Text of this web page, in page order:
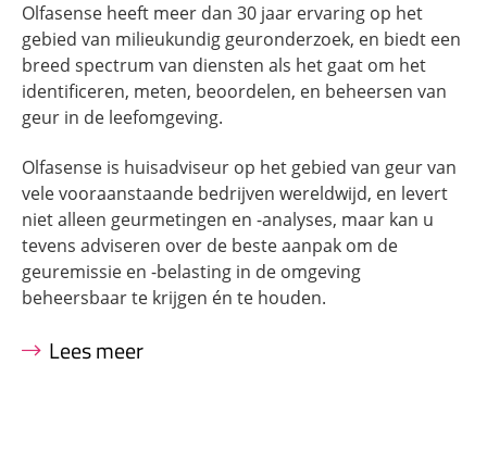
Olfasense heeft meer dan 30 jaar ervaring op het
gebied van milieukundig geuronderzoek, en biedt een
breed spectrum van diensten als het gaat om het
identificeren, meten, beoordelen, en beheersen van
geur in de leefomgeving.
Olfasense is huisadviseur op het gebied van geur van
vele vooraanstaande bedrijven wereldwijd, en levert
niet alleen geurmetingen en -analyses, maar kan u
tevens adviseren over de beste aanpak om de
geuremissie en -belasting in de omgeving
beheersbaar te krijgen én te houden.
Lees meer